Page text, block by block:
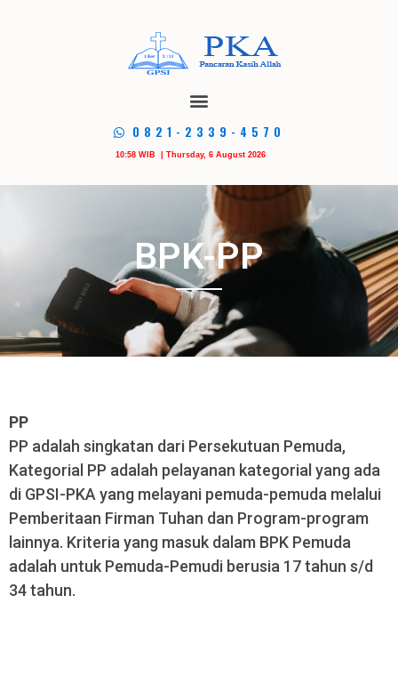
0821-2339-4570
10:58 WIB | Thursday, 6 August 2026
BPK-PP
PP
PP adalah singkatan dari Persekutuan Pemuda,
Kategorial PP adalah pelayanan kategorial yang ada
di GPSI-PKA yang melayani pemuda-pemuda melalui
Pemberitaan Firman Tuhan dan Program-program
lainnya. Kriteria yang masuk dalam BPK Pemuda
adalah untuk Pemuda-Pemudi berusia 17 tahun s/d
34 tahun.